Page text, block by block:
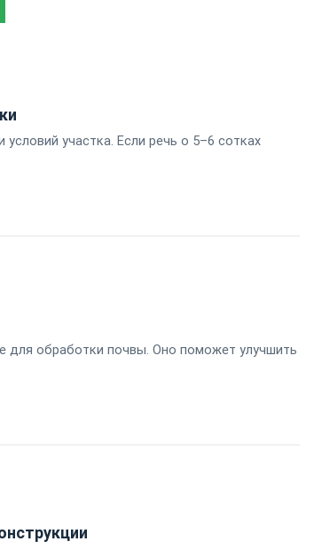
участка. Если речь о 5–6 сотках
для обработки почвы. Оно поможет улучшить